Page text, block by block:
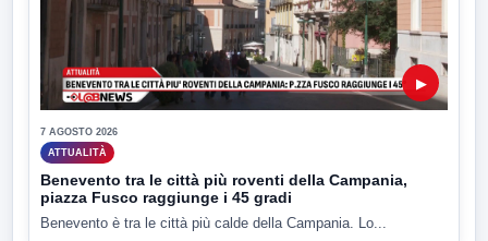
▶
7 AGOSTO 2026
ATTUALITÀ
Benevento tra le città più roventi della Campania,
piazza Fusco raggiunge i 45 gradi
Benevento è tra le città più calde della Campania. Lo...